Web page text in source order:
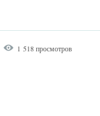
1 518 просмотров